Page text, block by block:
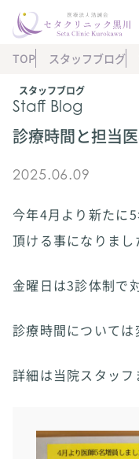
スタッフブログ
Staff Blog
TOP スタッフブログ
診療時間と担当
2025.06.09
今年4月より新たに
頂ける事になりまし
金曜日は3診体制で
診療時間については
詳細は当院スタッフ